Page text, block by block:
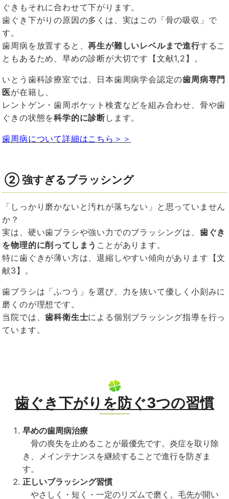
ぐきもそれに合わせて下がります。
歯ぐき下がりの原因の多くは、実はこの「骨の吸収」で
す。
歯周病を放置すると、再生が難しいレベルまで進行するこ
ともあるため、早めの診断が大切です【文献1,2 】。
いとう歯科診療室では、日本歯周病学会認定の歯周病専門
医が在籍し、
レントゲン・歯周ポケット検査などを組み合わせ、骨や歯
ぐきの状態を科学的に診断 します。
歯周病について詳細はこちら＞＞
② 強すぎるブラッシング
「しっかり磨かないと汚れが落ちない」と思っていません
か？
実は、硬い歯ブラシや強い力でのブラッシングは、 歯ぐき
を物理的に削ってしまう ことがあります。
特に歯ぐきが薄い方は、退縮しやすい傾向があります【文
献3 】。
歯ブラシは「ふつう」を選び、力を抜いて優しく小刻みに
磨くのが理想です。
当院では、歯科衛生士による個別ブラッシング指導を行っ
ています。
歯ぐき下がりを防ぐ3つの習慣
早めの歯周病治療
骨の喪失を止めることが最優先です。炎症を取り除
き、メインテナンスを継続することで進行を防ぎま
す。
正しいブラッシング習慣
やさしく・短く・一定のリズムで磨く。毛先が開い